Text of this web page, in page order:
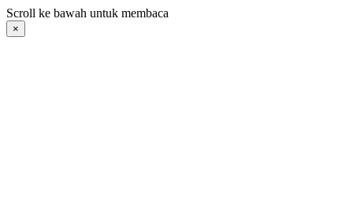
Langsung
ke
konten
Scroll ke bawah untuk membaca
×